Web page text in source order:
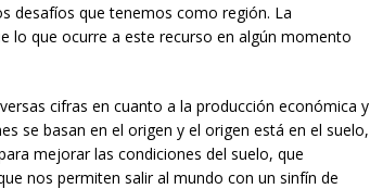
desafíos que tenemos como región. La
lo que ocurre a este recurso en algún momento
cifras en cuanto a la producción económica y
se basan en el origen y el origen está en el suelo,
mejorar las condiciones del suelo, que
nos permiten salir al mundo con un sinfín de